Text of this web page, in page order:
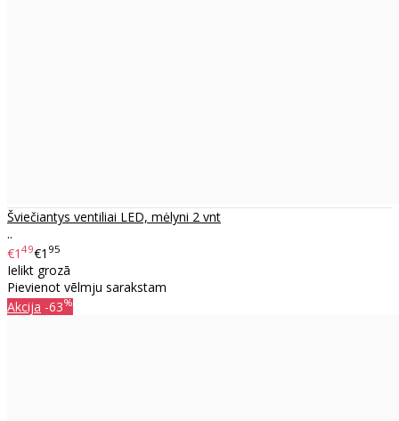
Šviečiantys ventiliai LED, mėlyni 2 vnt
..
€1 49€1 95
Ielikt grozā
Pievienot vēlmju sarakstam
Akcija -63%